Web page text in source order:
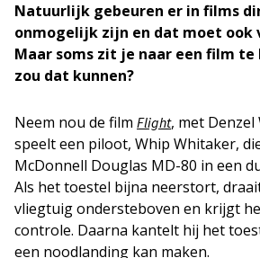
Natuurlijk gebeuren er in films
onmogelijk zijn en dat moet ook
Maar soms zit je naar een film
zou dat kunnen?
Neem nou de film Flight, met
speelt een piloot, Whip Whitaker,
McDonnell Douglas MD-80 in een
Als het toestel bijna neerstort,
vliegtuig ondersteboven en krijgt
controle. Daarna kantelt hij het
een noodlanding kan maken.